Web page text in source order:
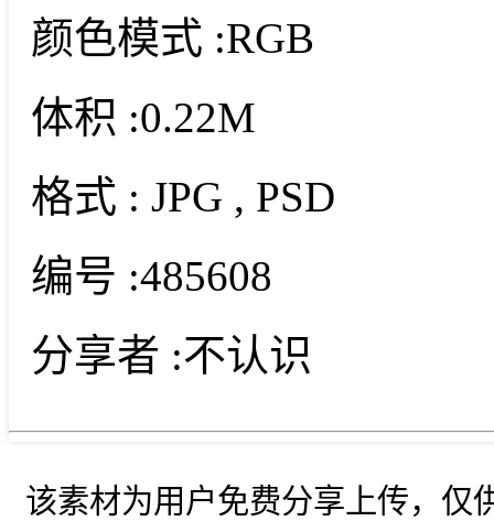
颜色模式 :RGB
体积 :0.22M
格式 : JPG , PSD
编号 :485608
分享者 :不认识
该素材为用户免费分享上传，仅